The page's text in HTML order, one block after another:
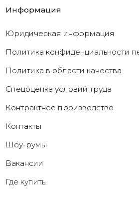
Информация
Юридическая информация
Политика конфиденциальности
Политика в области качества
Cпецоценка условий труда
Контрактное производство
Контакты
Шоу-румы
Вакансии
Где купить